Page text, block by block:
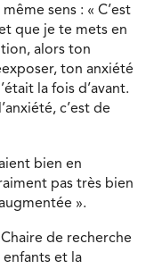
sens : « C’est
que je te mets en
alors ton
ton anxiété
la fois d’avant.
c’est de
bien en
pas très bien
».
de recherche
enfants et la